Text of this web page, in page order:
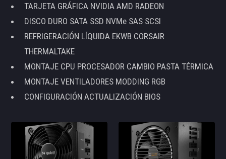
TARJETA GRÁFICA NVIDIA AMD RADEON
DISCO DURO SATA SSD NVMe SAS SCSI
REFRIGERACIÓN LÍQUIDA EKWB CORSAIR
THERMALTAKE
MONTAJE CPU PROCESADOR CAMBIO PASTA TÉRMICA
MONTAJE VENTILADORES MODDING RGB
CONFIGURACIÓN ACTUALIZACIÓN BIOS